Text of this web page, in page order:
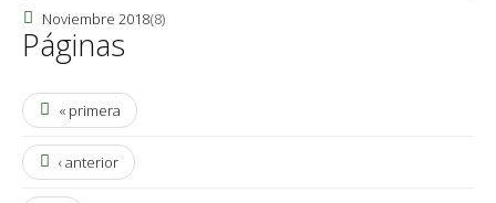
Noviembre 2018(8)
Páginas
« primera
‹ anterior